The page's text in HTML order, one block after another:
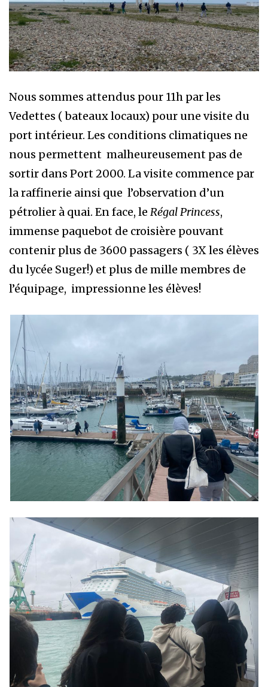
Nous sommes attendus pour 11h par les
Vedettes ( bateaux locaux) pour une visite du
port intérieur. Les conditions climatiques ne
nous permettent malheureusement pas de
sortir dans Port 2000. La visite commence par
la raffinerie ainsi que l’observation d’un
pétrolier à quai. En face, le Régal Princess,
immense paquebot de croisière pouvant
contenir plus de 3600 passagers ( 3X les élèves
du lycée Suger!) et plus de mille membres de
l’équipage, impressionne les élèves!